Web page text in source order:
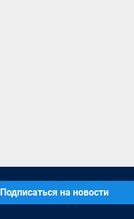
Подписаться на новости